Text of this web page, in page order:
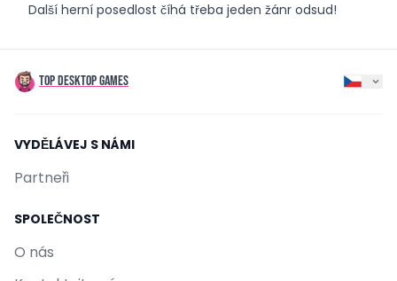
Další herní posedlost číhá třeba jeden žánr odsud!
TOP DESKTOP GAMES
VYDĚLÁVEJ S NÁMI
Partneři
SPOLEČNOST
O nás